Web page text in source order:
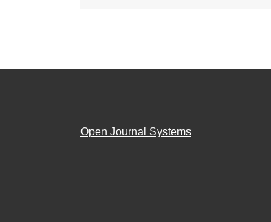
Open Journal Systems